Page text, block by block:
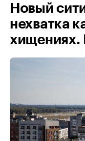
Новый
нехватка
хищениях.